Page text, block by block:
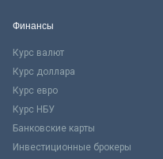
Финансы
Курс валют
Курс доллара
Курс евро
Курс НБУ
Банковские карты
Инвестиционные брокеры